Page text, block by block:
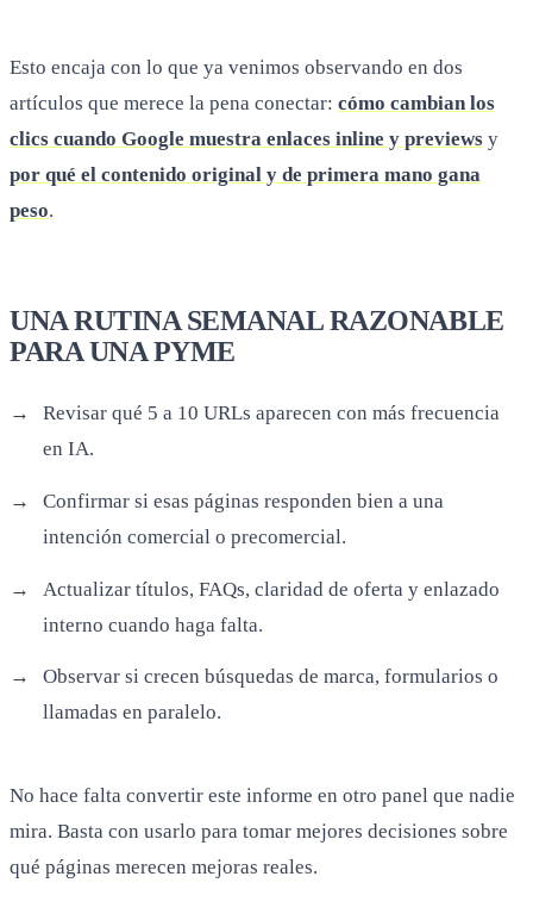
Esto encaja con lo que ya venimos observando en dos
artículos que merece la pena conectar: cómo cambian los
clics cuando Google muestra enlaces inline y previews y
por qué el contenido original y de primera mano gana
peso.
UNA RUTINA SEMANAL RAZONABLE
PARA UNA PYME
Revisar qué 5 a 10 URLs aparecen con más frecuencia
en IA.
Confirmar si esas páginas responden bien a una
intención comercial o precomercial.
Actualizar títulos, FAQs, claridad de oferta y enlazado
interno cuando haga falta.
Observar si crecen búsquedas de marca, formularios o
llamadas en paralelo.
No hace falta convertir este informe en otro panel que nadie
mira. Basta con usarlo para tomar mejores decisiones sobre
qué páginas merecen mejoras reales.